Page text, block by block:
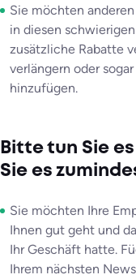
Sie möchten
in diesen
zusätzliche Rabatte
verlängern oder
hinzufügen.
Bitte tun Sie
Sie es
Sie möchten Ihre
Ihnen gut geht und
Ihr Geschäft hatte.
Ihrem nächsten